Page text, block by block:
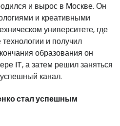
и вырос в Москве. Он
и креативными
университете, где
и получил
образования он
IT, а затем решил заняться
канал.
стал успешным